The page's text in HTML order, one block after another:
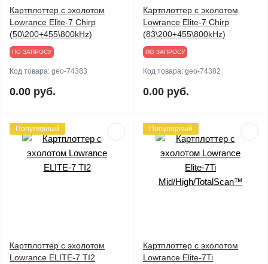
Картплоттер с эхолотом
Lowrance Elite-7 Chirp
(50\200+455\800kHz)
ПО ЗАПРОСУ
Код товара: geo-74383
0.00 руб.
Картплоттер с эхолотом
Lowrance Elite-7 Chirp
(83\200+455\800kHz)
ПО ЗАПРОСУ
Код товара: geo-74382
0.00 руб.
Популярный
Картплоттер с эхолотом
Lowrance ELITE-7 TI2
Популярный
Картплоттер с эхолотом
Lowrance Elite-7Ti